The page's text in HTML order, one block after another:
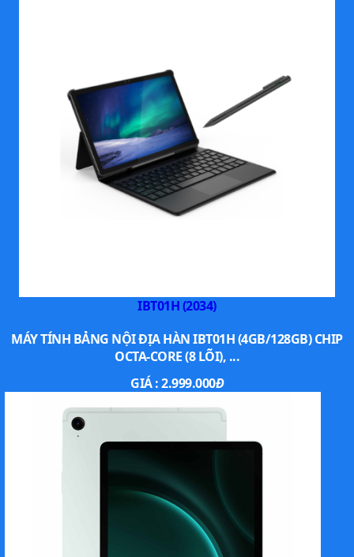
IBT01H (2034)
MÁY TÍNH BẢNG NỘI ĐỊA HÀN IBT01H (4GB/128GB) CHIP
OCTA-CORE (8 LÕI), ...
GIÁ :2.999.000Đ